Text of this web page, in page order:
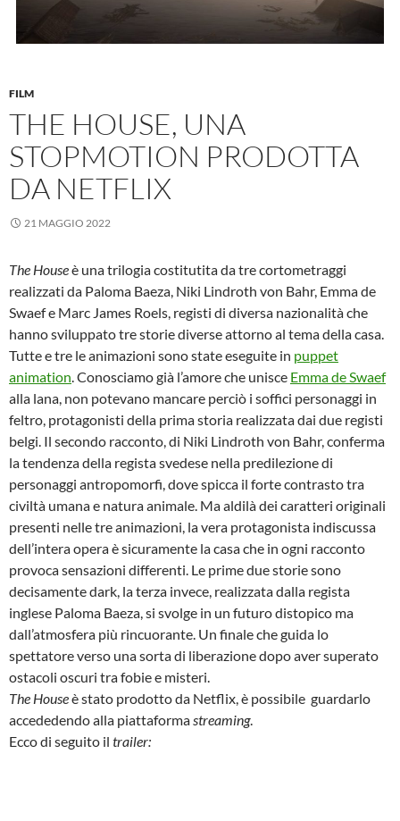
FILM
THE HOUSE, UNA
STOPMOTION PRODOTTA
DA NETFLIX
21 MAGGIO 2022
The Houseè una trilogia costitutita da tre cortometraggi
realizzati da Paloma Baeza, Niki Lindroth von Bahr, Emma de
Swaef e Marc James Roels, registi di diversa nazionalità che
hanno sviluppato tre storie diverse attorno al tema della casa.
Tutte e tre le animazioni sono state eseguite in puppet
animation. Conosciamo già l’amore che unisce Emma de Swaef
alla lana, non potevano mancare perciò i soffici personaggi in
feltro, protagonisti della prima storia realizzata dai due registi
belgi. Il secondo racconto, di Niki Lindroth von Bahr, conferma
la tendenza della regista svedese nella predilezione di
personaggi antropomorfi, dove spicca il forte contrasto tra
civiltà umana e natura animale. Ma aldilà dei caratteri originali
presenti nelle tre animazioni, la vera protagonista indiscussa
dell’intera opera è sicuramente la casa che in ogni racconto
provoca sensazioni differenti. Le prime due storie sono
decisamente dark, la terza invece, realizzata dalla regista
inglese Paloma Baeza, si svolge in un futuro distopico ma
dall’atmosfera più rincuorante. Un finale che guida lo
spettatore verso una sorta di liberazione dopo aver superato
ostacoli oscuri tra fobie e misteri.
The Houseè stato prodotto da Netflix, è possibile guardarlo
accededendo alla piattaformastreaming.
Ecco di seguito il trailer: